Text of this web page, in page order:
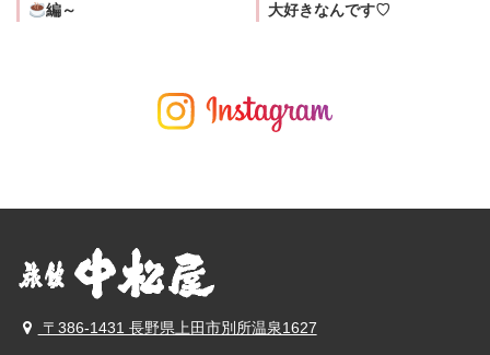
編～
大好きなんです♡
〒386-1431 長野県上田市別所温泉1627